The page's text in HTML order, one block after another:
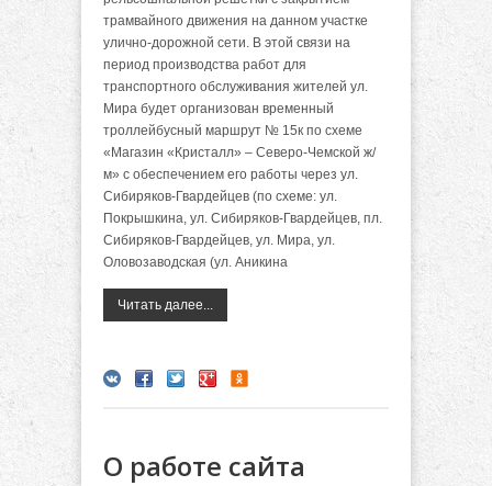
трамвайного движения на данном участке
улично-дорожной сети. В этой связи на
период производства работ для
транспортного обслуживания жителей ул.
Мира будет организован временный
троллейбусный маршрут № 15к по схеме
«Магазин «Кристалл» – Северо-Чемской ж/
м» с обеспечением его работы через ул.
Сибиряков-Гвардейцев (по схеме: ул.
Покрышкина, ул. Сибиряков-Гвардейцев, пл.
Сибиряков-Гвардейцев, ул. Мира, ул.
Оловозаводская (ул. Аникина
Читать далее...
О работе сайта